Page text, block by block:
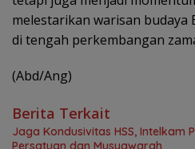
melestarikan warisan
di tengah perkembangan
(Abd/Ang)
Berita Terkait
Jaga Kondusivitas HSS, Intelkam
Persatuan dan Musyawarah